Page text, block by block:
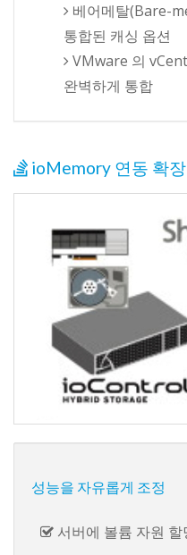
베어메탈(Bare-
통합된 캐싱 옵션
VMware 의
완벽하게 통합
ioMemory 연동 확
성능을 자유롭게 조정
서버에 볼륨 자원 할